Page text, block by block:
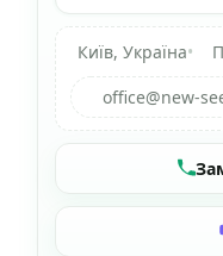
Київ, Україна•
office@new-